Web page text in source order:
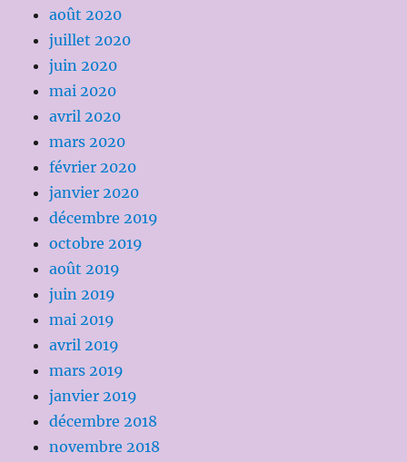
août 2020
juillet 2020
juin 2020
mai 2020
avril 2020
mars 2020
février 2020
janvier 2020
décembre 2019
octobre 2019
août 2019
juin 2019
mai 2019
avril 2019
mars 2019
janvier 2019
décembre 2018
novembre 2018